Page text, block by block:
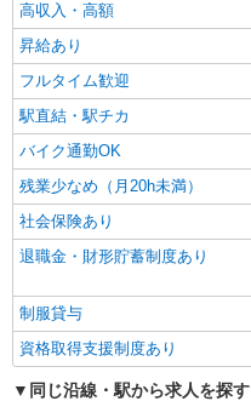
高収入・高額
昇給あり
フルタイム歓迎
駅直結・駅チカ
バイク通勤OK
残業少なめ（月20h未満）
社会保険あり
退職金・財形貯蓄制度あり
制服貸与
資格取得支援制度あり
同じ沿線・駅から求人を探す